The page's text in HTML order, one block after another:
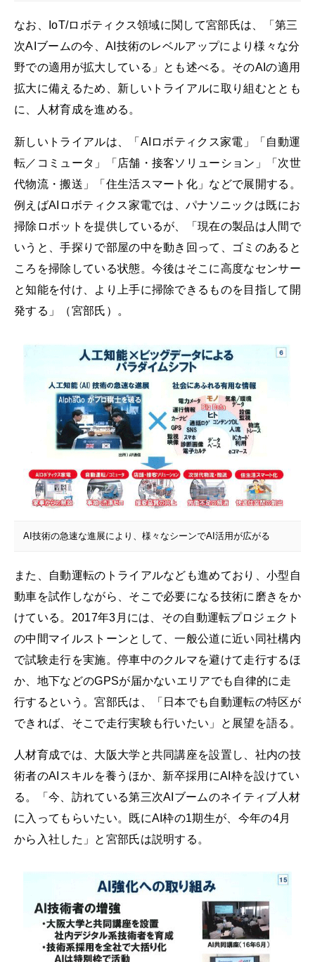
なお、IoT/ロボティクス領域に関して宮部氏は、「第三
次AIブームの今、AI技術のレベルアップにより様々な分
野での適用が拡大している」とも述べる。そのAIの適用
拡大に備えるため、新しいトライアルに取り組むととも
に、人材育成を進める。
新しいトライアルは、「AIロボティクス家電」「自動運
転／コミュータ」「店舗・接客ソリューション」「次世
代物流・搬送」「住生活スマート化」などで展開する。
例えばAIロボティクス家電では、パナソニックは既にお
掃除ロボットを提供しているが、「現在の製品は人間で
いうと、手探りで部屋の中を動き回って、ゴミのあると
ころを掃除している状態。今後はそこに高度なセンサー
と知能を付け、より上手に掃除できるものを目指して開
発する」（宮部氏）。
AI技術の急速な進展により、様々なシーンでAI活用が広がる
また、自動運転のトライアルなども進めており、小型自
動車を試作しながら、そこで必要になる技術に磨きをか
けている。2017年3月には、その自動運転プロジェクト
の中間マイルストーンとして、一般公道に近い同社構内
で試験走行を実施。停車中のクルマを避けて走行するほ
か、地下などのGPSが届かないエリアでも自律的に走
行するという。宮部氏は、「日本でも自動運転の特区が
できれば、そこで走行実験も行いたい」と展望を語る。
人材育成では、大阪大学と共同講座を設置し、社内の技
術者のAIスキルを養うほか、新卒採用にAI枠を設けてい
る。「今、訪れている第三次AIブームのネイティブ人材
に入ってもらいたい。既にAI枠の1期生が、今年の4月
から入社した」と宮部氏は説明する。